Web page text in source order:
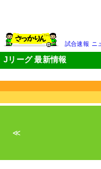
試合速報 ニ
Jリーグ 最新情報
≪